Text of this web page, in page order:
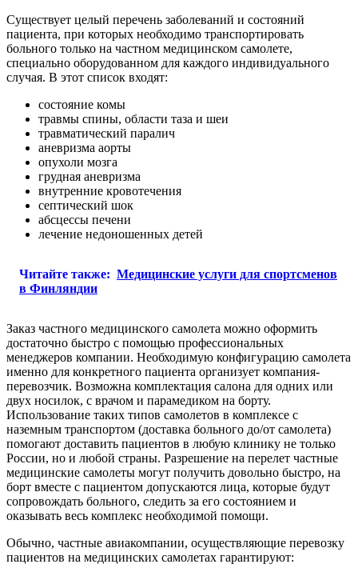
Существует целый перечень заболеваний и состояний
пациента, при которых необходимо транспортировать
больного только на частном медицинском самолете,
специально оборудованном для каждого индивидуального
случая. В этот список входят:
состояние комы
травмы спины, области таза и шеи
травматический паралич
аневризма аорты
опухоли мозга
грудная аневризма
внутренние кровотечения
септический шок
абсцессы печени
лечение недоношенных детей
Читайте также: Медицинские услуги для спортсменов
в Финляндии
Заказ частного медицинского самолета можно оформить
достаточно быстро с помощью профессиональных
менеджеров компании. Необходимую конфигурацию самолета
именно для конкретного пациента организует компания-
перевозчик. Возможна комплектация салона для одних или
двух носилок, с врачом и парамедиком на борту.
Использование таких типов самолетов в комплексе с
наземным транспортом (доставка больного до/от самолета)
помогают доставить пациентов в любую клинику не только
России, но и любой страны. Разрешение на перелет частные
медицинские самолеты могут получить довольно быстро, на
борт вместе с пациентом допускаются лица, которые будут
сопровождать больного, следить за его состоянием и
оказывать весь комплекс необходимой помощи.
Обычно, частные авиакомпании, осуществляющие перевозку
пациентов на медицинских самолетах гарантируют: